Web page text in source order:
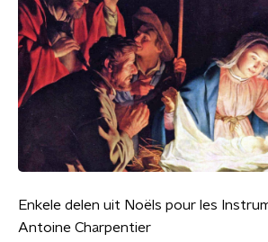
Enkele delen uit Noëls pour les
Antoine Charpentier